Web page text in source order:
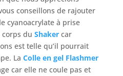
conseillons de rajouter
cyanoacrylate à prise
du Shakercar
est telle qu’il pourrait
La Colle en gel Flashmer
car elle ne coule pas et